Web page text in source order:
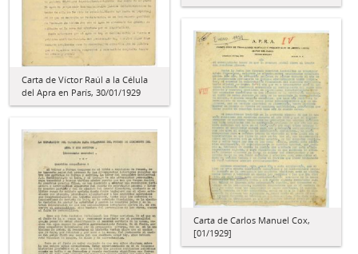
Carta de Víctor Raúl a la Célula
del Apra en París, 30/01/1929
Carta de Carlos Manuel Cox,
[01/1929]